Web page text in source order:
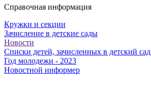
Справочная информация
Кружки и секции
Зачисление в детские сады
Новости
Списки детей, зачисленных в детский сад
Год молодежи - 2023
Новостной информер